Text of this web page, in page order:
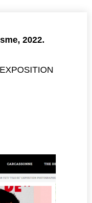
2022.